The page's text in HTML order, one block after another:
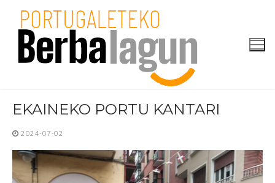
content
EKAINEKO PORTU KANTARI
2024-07-02